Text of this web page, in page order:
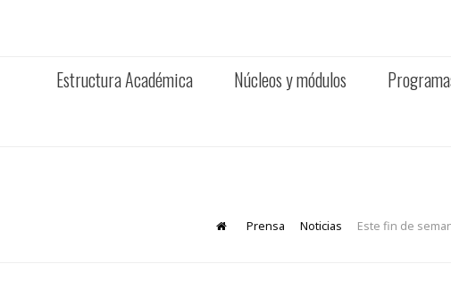
Estructura Académica Núcleos y módulos
Prensa Noticias Este fin de